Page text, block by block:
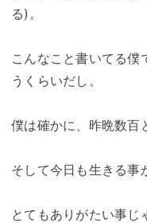
る)。
こんなこと書いてる僕
うくらいだし。
僕は確かに、昨晩数百
そして今日も生きる事
とてもありがたい事じ